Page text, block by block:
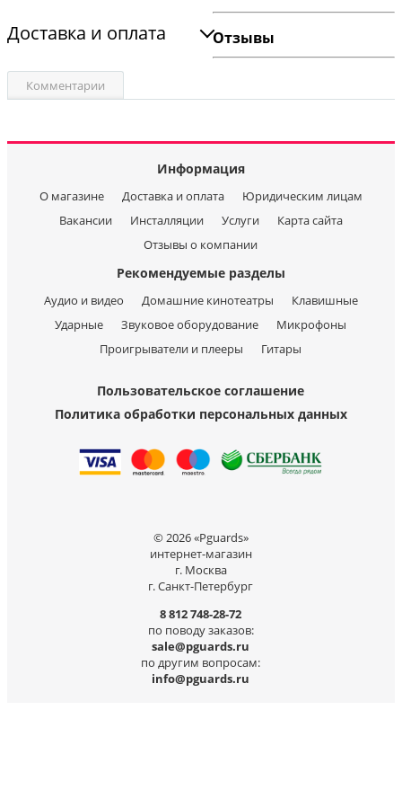
Доставка и оплата Отзывы
Комментарии
Информация
О магазине Доставка и оплата
Юридическим лицам
Вакансии
Инсталляции Услуги
Карта сайта
Отзывы о компании
Рекомендуемые разделы
Аудио и видео Домашние кинотеатры
Клавишные
Ударные
Звуковое оборудование
Микрофоны
Проигрыватели и плееры
Гитары
Пользовательское соглашение
Политика обработки персональных данных
© 2026 «Pguards»
интернет-магазин
г. Москва
г. Санкт-Петербург
8 812 748-28-72
по поводу заказов:
sale@pguards.ru
по другим вопросам:
info@pguards.ru